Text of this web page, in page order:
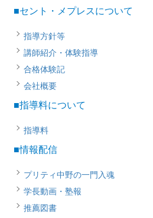
■セント・メプレスについて
指導方針等
講師紹介・体験指導
合格体験記
会社概要
■指導料について
指導料
■情報配信
プリティ中野の一門入魂
学長動画・塾報
推薦図書